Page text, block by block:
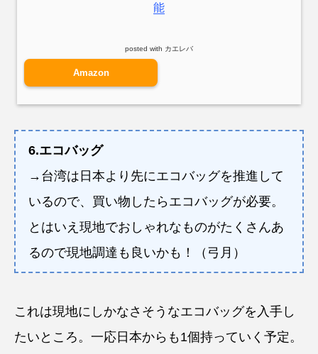
能
posted with カエレバ
Amazon
6.エコバッグ
→台湾は日本より先にエコバッグを推進して
いるので、買い物したらエコバッグが必要。
とはいえ現地でおしゃれなものがたくさんあ
るので現地調達も良いかも！（弓月）
これは現地にしかなさそうなエコバッグを入手し
たいところ。一応日本からも1個持っていく予定。